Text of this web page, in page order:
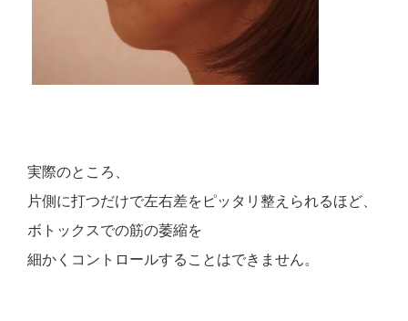
実際のところ、
片側に打つだけで左右差をピッタリ整えられるほど、
ボトックスでの筋の萎縮を
細かくコントロールすることはできません。